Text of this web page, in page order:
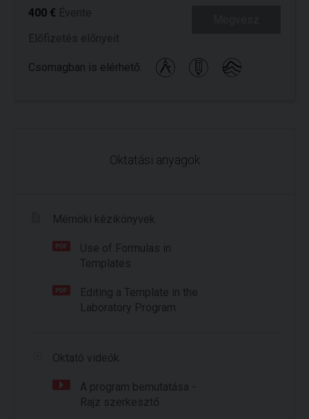
400 €
Csomagban is elérhető:
Oktatási anyagok
Mérnöki kézikönyvek
Use of Formulas in
Templates
Editing a Template in the
Laboratory Program
Oktató videók
A program bemutatása -
Rajz szerkesztő